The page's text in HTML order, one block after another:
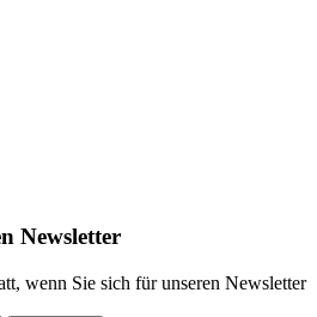
Newsletter
wenn Sie sich für unseren Newsletter